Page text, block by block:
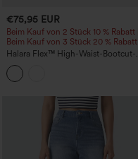
€75,95 EUR
Beim Kauf von 2 Stück 10 % Rabatt |
Beim Kauf von 3 Stück 20 % Rabatt
Halara Flex™ High-Waist-Bootcut-
Jeans mit Taschen, farbenfroh und
lässig